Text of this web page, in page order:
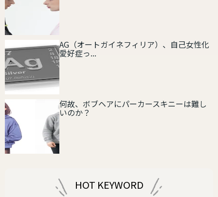
AG（オートガイネフィリア）、自己女性化
愛好症っ...
何故、ボブヘアにパーカースキニーは難し
いのか？
HOT KEYWORD